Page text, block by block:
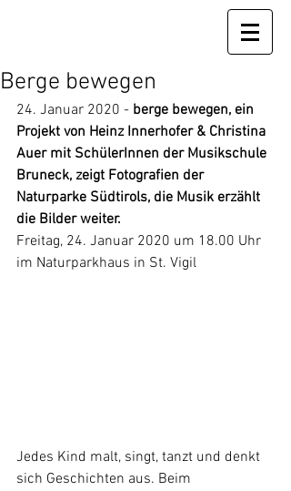
Berge bewegen
24. Januar 2020 - berge bewegen, ein
Projekt von Heinz Innerhofer & Christina
Auer mit SchülerInnen der Musikschule
Bruneck, zeigt Fotografien der
Naturparke Südtirols, die Musik erzählt
die Bilder weiter.
Freitag, 24. Januar 2020 um 18.00 Uhr
im Naturparkhaus in St. Vigil
Jedes Kind malt, singt, tanzt und denkt
sich Geschichten aus. Beim